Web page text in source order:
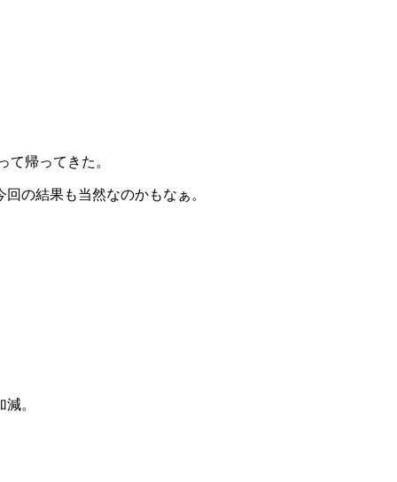
帰ってきた。
の結果も当然なのかもなぁ。
。